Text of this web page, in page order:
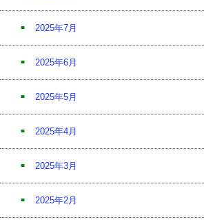
2025年7月
2025年6月
2025年5月
2025年4月
2025年3月
2025年2月